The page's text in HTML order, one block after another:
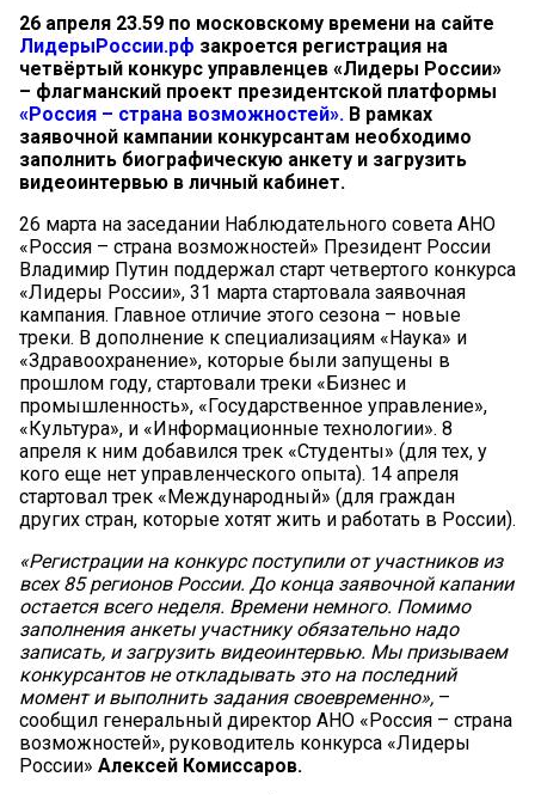
26 апреля 23.59 по московскому времени на сайте
ЛидерыРоссии.рф закроется регистрация на
четвёртый конкурс управленцев «Лидеры России»
– флагманский проект президентской платформы
«Россия – страна возможностей». В рамках
заявочной кампании конкурсантам необходимо
заполнить биографическую анкету и загрузить
видеоинтервью в личный кабинет.
26 марта на заседании Наблюдательного совета АНО
«Россия – страна возможностей» Президент России
Владимир Путин поддержал старт четвертого конкурса
«Лидеры России», 31 марта стартовала заявочная
кампания. Главное отличие этого сезона – новые
треки. В дополнение к специализациям «Наука» и
«Здравоохранение», которые были запущены в
прошлом году, стартовали треки «Бизнес и
промышленность», «Государственное управление»,
«Культура», и «Информационные технологии». 8
апреля к ним добавился трек «Студенты» (для тех, у
кого еще нет управленческого опыта). 14 апреля
стартовал трек «Международный» (для граждан
других стран, которые хотят жить и работать в России).
«Регистрации на конкурс поступили от участников из
всех 85 регионов России. До конца заявочной капании
остается всего неделя. Времени немного. Помимо
заполнения анкеты участнику обязательно надо
записать, и загрузить видеоинтервью. Мы призываем
конкурсантов не откладывать это на последний
момент и выполнить задания своевременно», –
сообщил генеральный директор АНО «Россия – страна
возможностей», руководитель конкурса «Лидеры
России» Алексей Комиссаров.